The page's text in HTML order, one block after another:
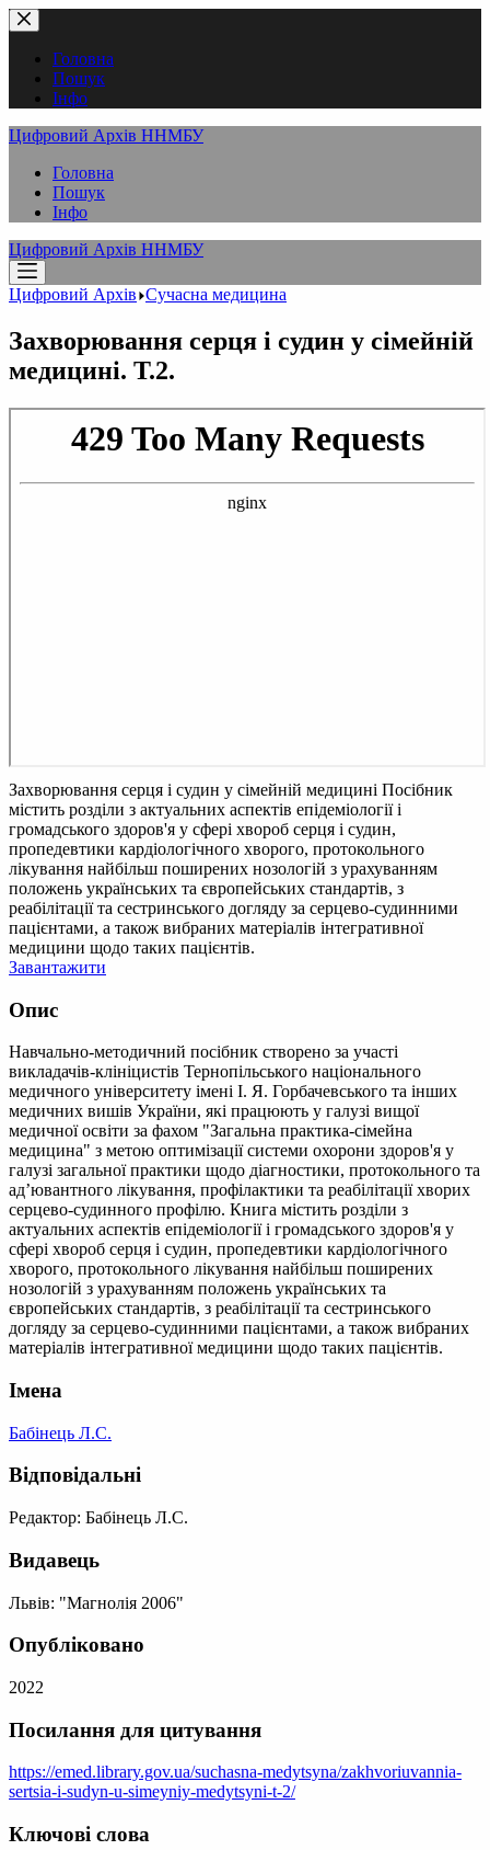
Перейти
до
вмістуГоловна
Пошук
Інфо
Цифровий Архів ННМБУ
Головна
Пошук
Інфо
Цифровий Архів ННМБУ
Цифровий Архів Сучасна медицина
Захворювання серця і судин у сімейній
медицині. Т.2.
Захворювання серця і судин у сімейній медицині Посібник
містить розділи з актуальних аспектів епідеміології і
громадського здоров'я у сфері хвороб серця і судин,
пропедевтики кардіологічного хворого, протокольного
лікування найбільш поширених нозологій з урахуванням
положень українських та європейських стандартів, з
реабілітації та сестринського догляду за серцево-судинними
пацієнтами, а також вибраних матеріалів інтегративної
медицини щодо таких пацієнтів.
Завантажити
Опис
Навчально-методичний посібник створено за участі
викладачів-клініцистів Тернопільського національного
медичного університету імені І. Я. Горбачевського та інших
медичних вишів України, які працюють у галузі вищої
медичної освіти за фахом "Загальна практика-сімейна
медицина" з метою оптимізації системи охорони здоров'я у
галузі загальної практики щодо діагностики, протокольного та
ад’ювантного лікування, профілактики та реабілітації хворих
серцево-судинного профілю. Книга містить розділи з
актуальних аспектів епідеміології і громадського здоров'я у
сфері хвороб серця і судин, пропедевтики кардіологічного
хворого, протокольного лікування найбільш поширених
нозологій з урахуванням положень українських та
європейських стандартів, з реабілітації та сестринського
догляду за серцево-судинними пацієнтами, а також вибраних
матеріалів інтегративної медицини щодо таких пацієнтів.
Імена
Бабінець Л.С.
Відповідальні
Редактор: Бабінець Л.С.
Видавець
Львів: "Магнолія 2006"
Опубліковано
2022
Посилання для цитування
https://emed.library.gov.ua/suchasna-medytsyna/zakhvoriuvannia-
sertsia-i-sudyn-u-simeyniy-medytsyni-t-2/
Ключові слова